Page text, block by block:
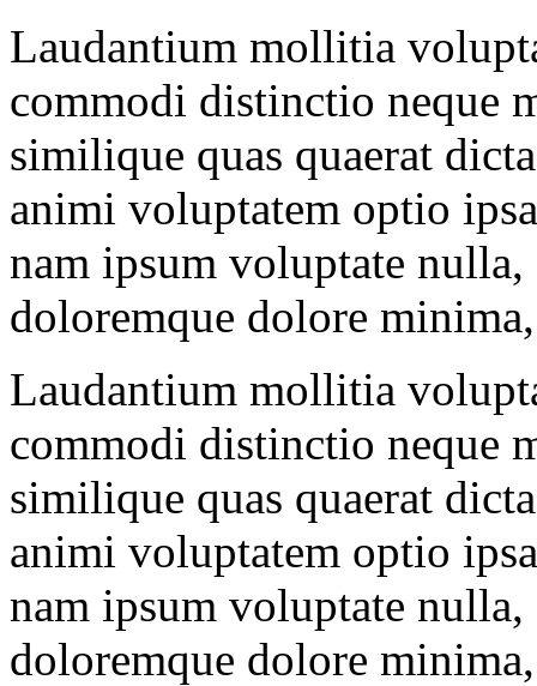
Laudantium mollitia
commodi distinctio neque
similique quas quaerat
animi voluptatem optio
nam ipsum voluptate
doloremque dolore
Laudantium mollitia
commodi distinctio neque
similique quas quaerat
animi voluptatem optio
nam ipsum voluptate
doloremque dolore